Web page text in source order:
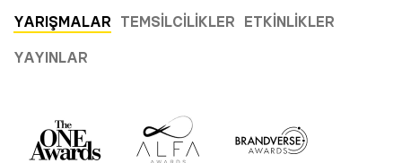
YARIŞMALAR TEMSILCILIKLER ETKINLIKLER
YAYINLAR